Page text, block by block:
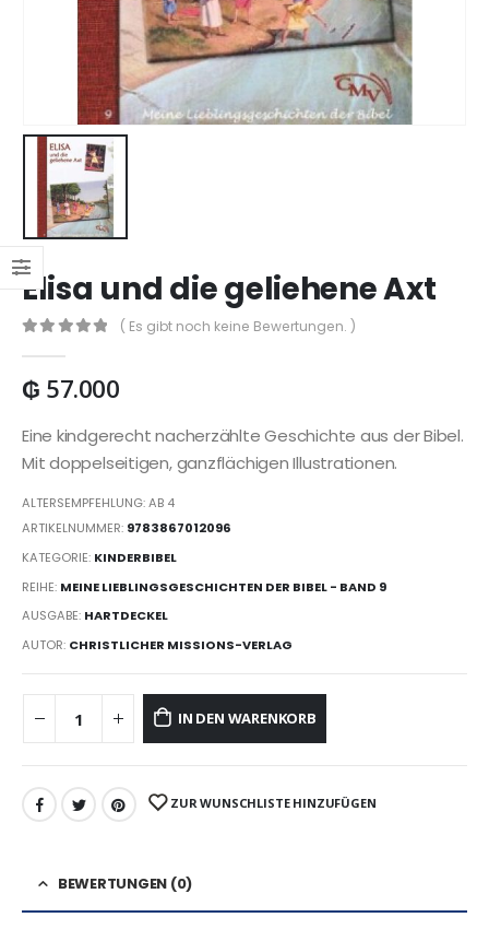
Elisa und die geliehene Axt
( Es gibt noch keine Bewertungen. )
₲ 57.000
Eine kindgerecht nacherzählte Geschichte aus der Bibel.
Mit doppelseitigen, ganzflächigen Illustrationen.
ALTERSEMPFEHLUNG: AB 4
ARTIKELNUMMER: 9783867012096
KATEGORIE: KINDERBIBEL
REIHE: MEINE LIEBLINGSGESCHICHTEN DER BIBEL - BAND 9
AUSGABE: HARTDECKEL
AUTOR: CHRISTLICHER MISSIONS-VERLAG
IN DEN WARENKORB
ZUR WUNSCHLISTE HINZUFÜGEN
BEWERTUNGEN (0)